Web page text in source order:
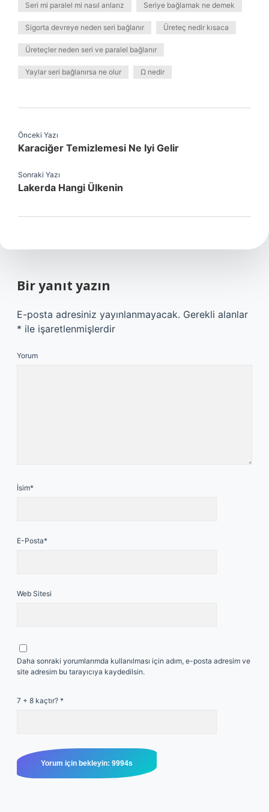
Seri mi paralel mi nasıl anlarız Seriye bağlamak ne demek
Sigorta devreye neden seri bağlanır Üreteç nedir kısaca
Üreteçler neden seri ve paralel bağlanır
Yaylar seri bağlanırsa ne olur Ω nedir
Önceki Yazı
Karaciğer Temizlemesi Ne Iyi Gelir
Sonraki Yazı
Lakerda Hangi Ülkenin
Bir yanıt yazın
E-posta adresiniz yayınlanmayacak. Gerekli alanlar
* ile işaretlenmişlerdir
Yorum
İsim*
E-Posta*
Web Sitesi
Daha sonraki yorumlarımda kullanılması için adım, e-posta adresim ve
site adresim bu tarayıcıya kaydedilsin.
7 + 8 kaçtır? *